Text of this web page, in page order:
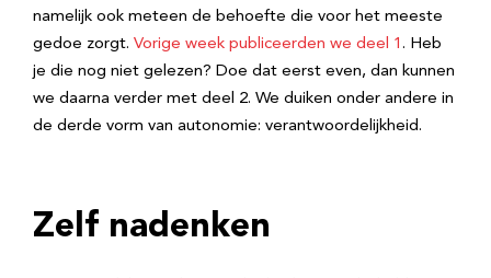
namelijk ook meteen de behoefte die voor het meeste
gedoe zorgt. Vorige week publiceerden we deel 1 . Heb
je die nog niet gelezen? Doe dat eerst even, dan kunnen
we daarna verder met deel 2. We duiken onder andere in
de derde vorm van autonomie: verantwoordelijkheid.
Zelf nadenken